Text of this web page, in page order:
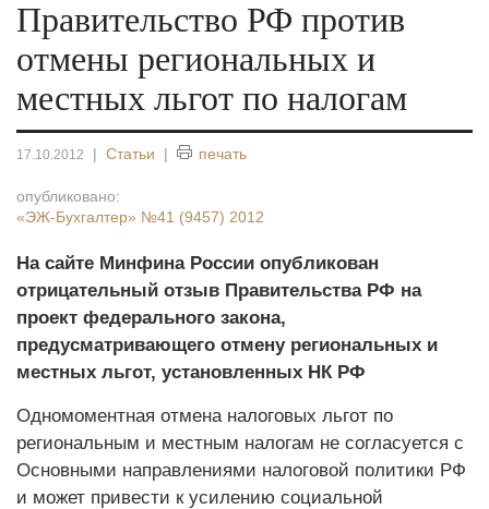
Правительство РФ против
отмены региональных и
местных льгот по налогам
17.10.2012 | Статьи | печать
опубликовано:
«ЭЖ-Бухгалтер» №41 (9457) 2012
На сайте Минфина России опубликован
отрицательный отзыв Правительства РФ на
проект федерального закона,
предусматривающего отмену региональных и
местных льгот, установленных НК РФ
Одномоментная отмена налоговых льгот по
региональным и местным налогам не согласуется с
Основными направлениями налоговой политики РФ
и может привести к усилению социальной